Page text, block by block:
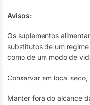
Avisos:
Os suplementos
substitutos de um
como de um modo de
Conservar em local
Manter fora do alcance